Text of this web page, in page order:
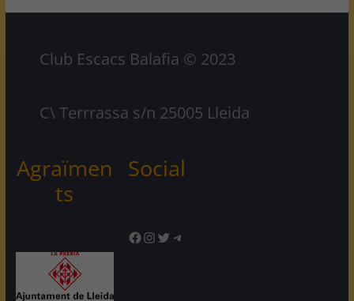
Club Escacs Balafia © 2023
C\ Terrrassa s/n 25005 Lleida
Agraïmen
ts
Social
Facebook
Instagram
TwitterTelegram